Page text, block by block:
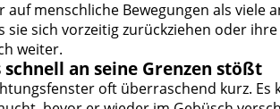
menschliche Bewegungen als viele
sich vorzeitig zurückziehen oder
weiter.
an seine Grenzen stößt
oft überraschend kurz.